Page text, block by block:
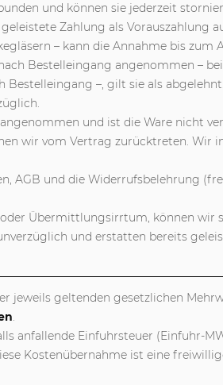
und können sie jederzeit
Zahlung als
– kann die Annahme bis
Bestelleingang angenommen –
–, gilt sie als
und ist die Ware nicht
wir vom Vertrag zurücktreten.
AGB und die Widerrufsbelehrung
Übermittlungsirrtum, können wir
und erstatten bereits
jeweils geltenden gesetzlichen
.
anfallende Einfuhrsteuer (Einfuhr-
Kostenübernahme ist eine